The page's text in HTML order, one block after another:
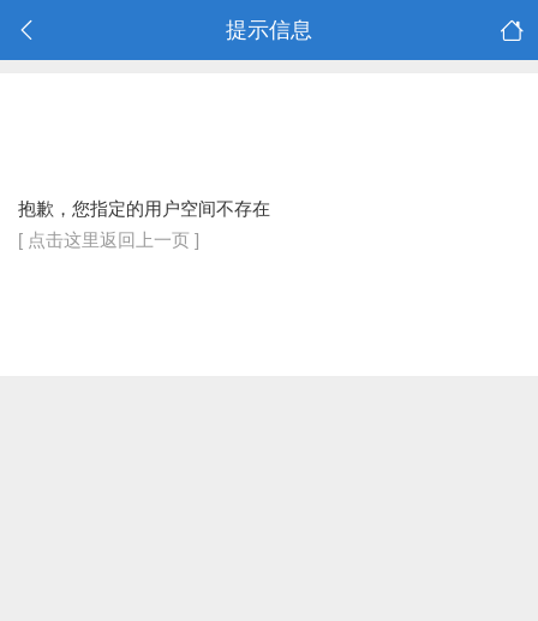
提示信息
抱歉，您指定的用户空间不存在
[ 点击这里返回上一页 ]